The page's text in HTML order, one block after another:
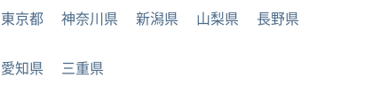
東京都 神奈川県 新潟県 山梨県 長野県
愛知県 三重県